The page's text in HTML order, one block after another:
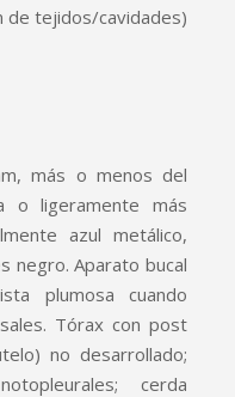
de tejidos/cavidades)
más o menos del
o ligeramente más
azul metálico,
negro. Aparato bucal
plumosa cuando
Tórax con post
no desarrollado;
cerda